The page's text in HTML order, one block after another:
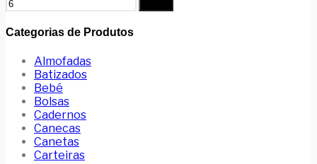
Categorias de Produtos
Almofadas
Batizados
Bebé
Bolsas
Cadernos
Canecas
Canetas
Carteiras